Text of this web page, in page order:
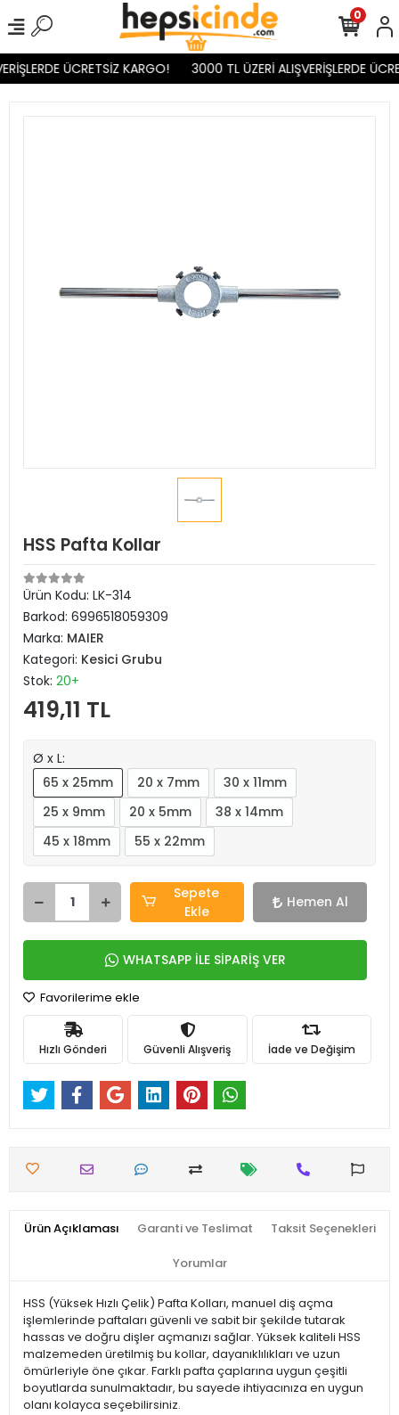
ÜCRETSİZ KARGO! 3000 TL ÜZERİ ALIŞVERİŞLERDE
0
HSS Pafta Kollar
Ürün Kodu: LK-314
Barkod: 6996518059309
Marka: MAIER
Kategori: Kesici Grubu
Stok: 20+
419,11 TL
Ø x L:
65 x 25mm
20 x 7mm
30 x 11mm
25 x 9mm
20 x 5mm
38 x 14mm
45 x 18mm
55 x 22mm
Sepete
Ekle
Hemen Al
WHATSAPP İLE SİPARİŞ VER
Favorilerime ekle
Hızlı Gönderi Güvenli Alışveriş İade ve Değişim
Ürün Açıklaması Garanti ve Teslimat Taksit Seçenekleri
Yorumlar
HSS (Yüksek Hızlı Çelik) Pafta Kolları, manuel diş açma
işlemlerinde paftaları güvenli ve sabit bir şekilde tutarak
hassas ve doğru dişler açmanızı sağlar. Yüksek kaliteli HSS
malzemeden üretilmiş bu kollar, dayanıklılıkları ve uzun
ömürleriyle öne çıkar. Farklı pafta çaplarına uygun çeşitli
boyutlarda sunulmaktadır, bu sayede ihtiyacınıza en uygun
olanı kolayca seçebilirsiniz.